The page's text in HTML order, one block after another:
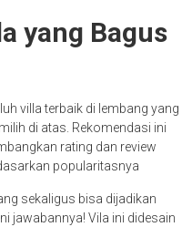
yang Bagus
villa terbaik di lembang yang
di atas. Rekomendasi ini
rating dan review
popularitasnya
sekaligus bisa dijadikan
jawabannya! Vila ini didesain